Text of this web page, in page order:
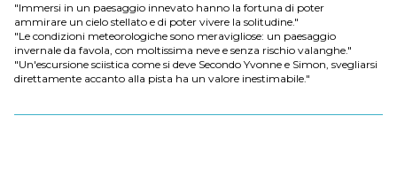
"Immersi in un paesaggio innevato hanno la fortuna di poter
ammirare un cielo stellato e di poter vivere la solitudine."
"Le condizioni meteorologiche sono meravigliose: un paesaggio
invernale da favola, con moltissima neve e senza rischio valanghe."
"Un'escursione sciistica come si deve Secondo Yvonne e Simon, svegliarsi
direttamente accanto alla pista ha un valore inestimabile."